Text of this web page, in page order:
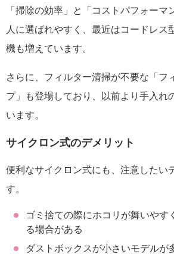
「掃除の効率」と「コストパフォーマ
人に選ばれやすく、最近はコードレス
機も増えています。
さらに、フィルター清掃が不要な「フ
プ」も登場しており、以前より手入れ
います。
サイクロン式のデメリット
便利なサイクロン式にも、注意したい
す。
ゴミ捨ての際にホコリが舞いやす
る場合がある
ダストボックスが小さいモデルが